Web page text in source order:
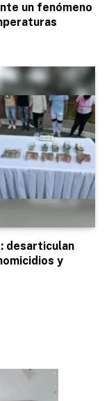
un fenómeno
desarticulan
y